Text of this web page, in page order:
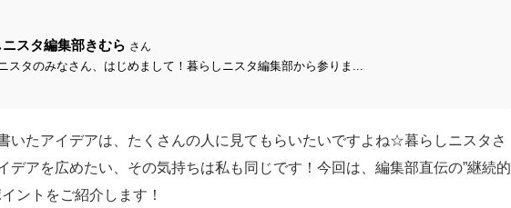
スタ編集部きむら さん
スタのみなさん、はじめまして！暮らしニスタ編集部から参りま...
いたアイデアは、たくさんの人に見てもらいたいですよね☆暮らしニスタさ
デアを広めたい、その気持ちは私も同じです！今回は、編集部直伝の”継続的
ントをご紹介します！